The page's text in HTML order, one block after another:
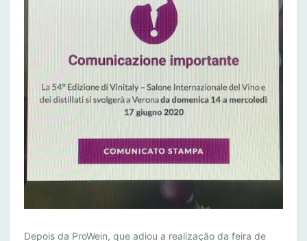
V
Depois da ProWein, que adiou a realização da feira de